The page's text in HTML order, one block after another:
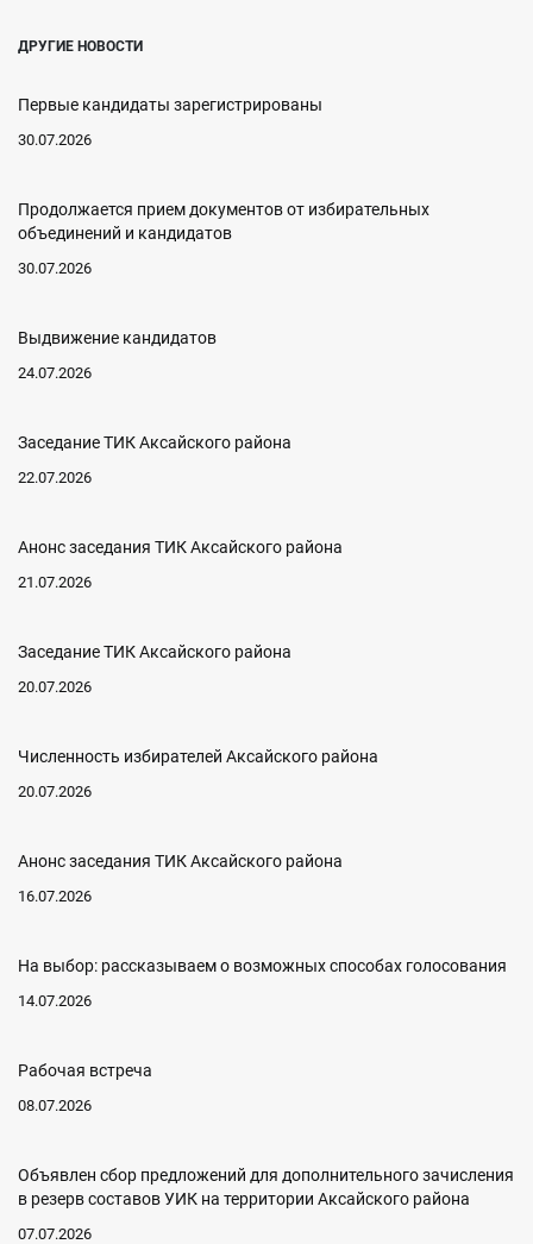
ДРУГИЕ НОВОСТИ
Первые кандидаты зарегистрированы
30.07.2026
Продолжается прием документов от избирательных
объединений и кандидатов
30.07.2026
Выдвижение кандидатов
24.07.2026
Заседание ТИК Аксайского района
22.07.2026
Анонс заседания ТИК Аксайского района
21.07.2026
Заседание ТИК Аксайского района
20.07.2026
Численность избирателей Аксайского района
20.07.2026
Анонс заседания ТИК Аксайского района
16.07.2026
На выбор: рассказываем о возможных способах голосования
14.07.2026
Рабочая встреча
08.07.2026
Объявлен сбор предложений для дополнительного зачисления
в резерв составов УИК на территории Аксайского района
07.07.2026